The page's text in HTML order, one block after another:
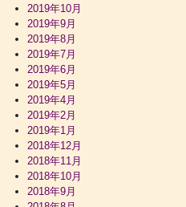
2019年10月
2019年9月
2019年8月
2019年7月
2019年6月
2019年5月
2019年4月
2019年2月
2019年1月
2018年12月
2018年11月
2018年10月
2018年9月